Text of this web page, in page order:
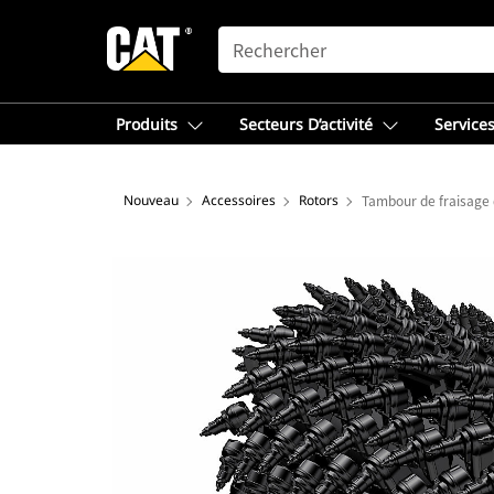
SEARCH
Produits Secteurs D’activité
Nouveau Accessoires Rotors Tambour de fraisage